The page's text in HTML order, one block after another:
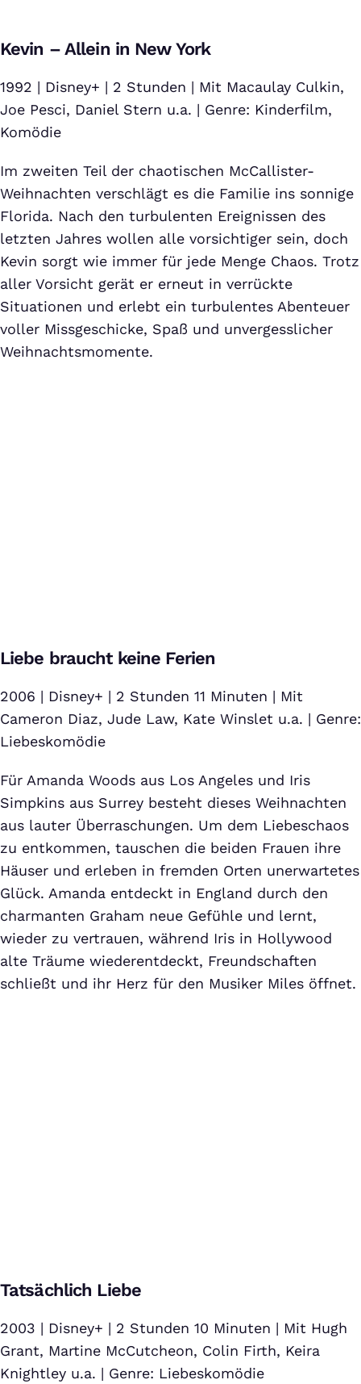
aufgebaut. Weitere Informationen findest Du in unserer
Kevin – Allein in New York
1992 | Disney+ | 2 Stunden | Mit Macaulay Culkin,
Joe Pesci, Daniel Stern u.a. | Genre: Kinderfilm,
Komödie
Im zweiten Teil der chaotischen McCallister-
Weihnachten verschlägt es die Familie ins sonnige
Florida. Nach den turbulenten Ereignissen des
letzten Jahres wollen alle vorsichtiger sein, doch
Kevin sorgt wie immer für jede Menge Chaos. Trotz
aller Vorsicht gerät er erneut in verrückte
Situationen und erlebt ein turbulentes Abenteuer
voller Missgeschicke, Spaß und unvergesslicher
Weihnachtsmomente.
aufgebaut. Weitere Informationen findest Du in unserer
Liebe braucht keine Ferien
2006 | Disney+ | 2 Stunden 11 Minuten | Mit
Cameron Diaz, Jude Law, Kate Winslet u.a. | Genre:
Liebeskomödie
Für Amanda Woods aus Los Angeles und Iris
Simpkins aus Surrey besteht dieses Weihnachten
aus lauter Überraschungen. Um dem Liebeschaos
zu entkommen, tauschen die beiden Frauen ihre
Häuser und erleben in fremden Orten unerwartetes
Glück. Amanda entdeckt in England durch den
charmanten Graham neue Gefühle und lernt,
wieder zu vertrauen, während Iris in Hollywood
alte Träume wiederentdeckt, Freundschaften
schließt und ihr Herz für den Musiker Miles öffnet.
aufgebaut. Weitere Informationen findest Du in unserer
Tatsächlich Liebe
2003 | Disney+ | 2 Stunden 10 Minuten | Mit Hugh
Grant, Martine McCutcheon, Colin Firth, Keira
Knightley u.a. | Genre: Liebeskomödie